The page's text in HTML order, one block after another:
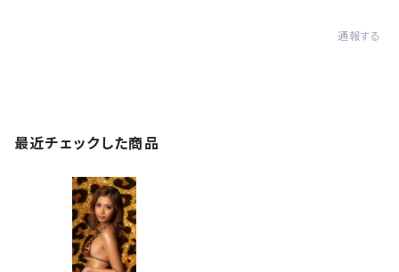
通報する
最近チェックした商品